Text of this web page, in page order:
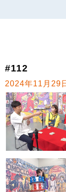
#112
2024年11月29